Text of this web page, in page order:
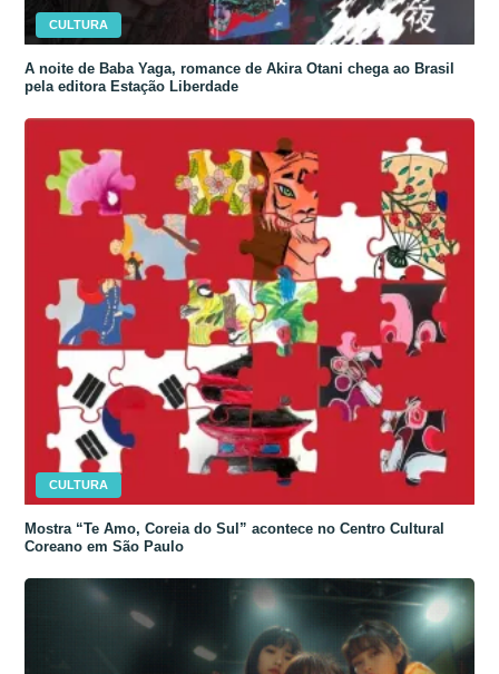
CULTURA
A noite de Baba Yaga, romance de Akira Otani chega ao Brasil
pela editora Estação Liberdade
CULTURA
Mostra “Te Amo, Coreia do Sul” acontece no Centro Cultural
Coreano em São Paulo